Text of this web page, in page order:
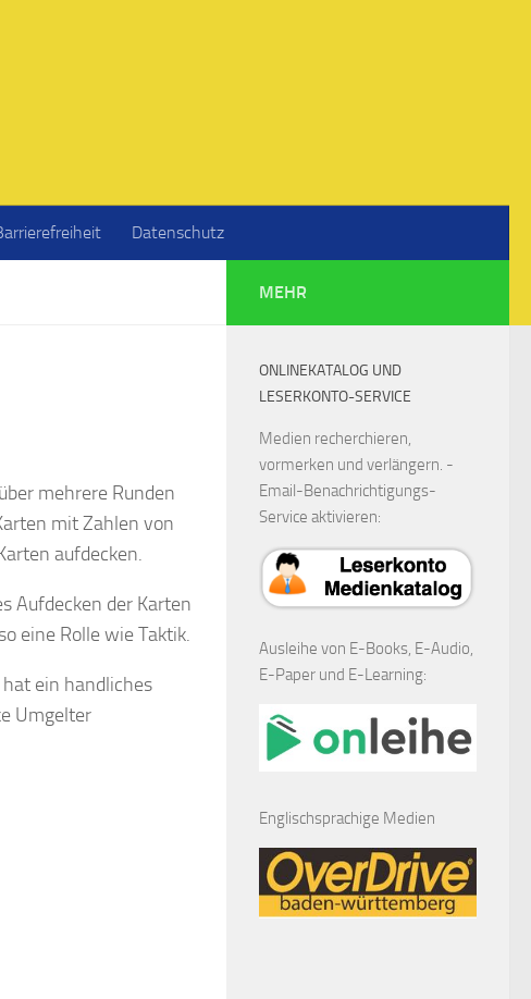
Datenschutz
mehrere Runden
mit Zahlen von
aufdecken.
Aufdecken der Karten
eine Rolle wie Taktik.
hat ein handliches
Umgelter
MEHR
ONLINEKATALOG UND
LESERKONTO-SERVICE
Medien recherchieren,
vormerken und verlängern. -
Email-Benachrichtigungs-
Service aktivieren:
Ausleihe von E-Books, E-Audio,
E-Paper und E-Learning:
Englischsprachige Medien